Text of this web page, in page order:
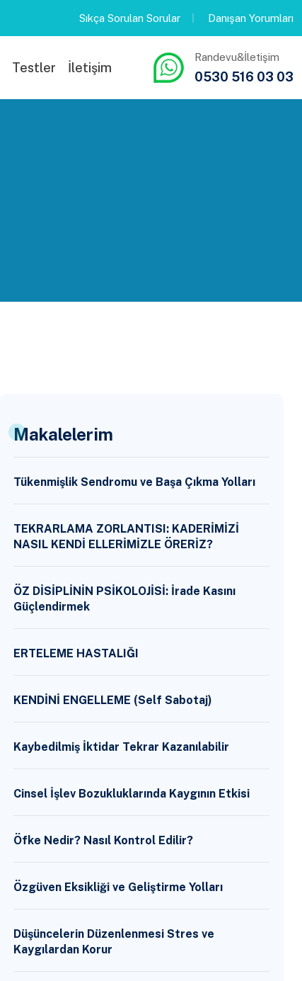
Sıkça Sorulan Sorular Danışan Yorumları
Testler İletişim
Randevu&İletişim
0530 516 03 03
Makalelerim
Tükenmişlik Sendromu ve Başa Çıkma Yolları
TEKRARLAMA ZORLANTISI: KADERİMİZİ
NASIL KENDİ ELLERİMİZLE ÖRERİZ?
ÖZ DİSİPLİNİN PSİKOLOJİSİ: İrade Kasını
Güçlendirmek
ERTELEME HASTALIĞI
KENDİNİ ENGELLEME (Self Sabotaj)
Kaybedilmiş İktidar Tekrar Kazanılabilir
Cinsel İşlev Bozukluklarında Kaygının Etkisi
Öfke Nedir? Nasıl Kontrol Edilir?
Özgüven Eksikliği ve Geliştirme Yolları
Düşüncelerin Düzenlenmesi Stres ve
Kaygılardan Korur